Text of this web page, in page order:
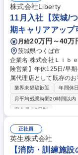
～3ヶ月で施設が完成！
手配を行います。 募集職種 【消防・訓練施設の施工管理】公共案件10
0%/年間休日125日/17
株式会社Liberty
11月入社【茨城/
期キャリアアップ
月給20万円～40万
茨城県つくば市
企業名 株式会社Ｌｉｂｅｒｔｙ 求人名 11月入社【茨城/
険営業】年休125日/早期キャリアア
属代理店として既存の
に寄り添ったプランの
割・事務2割）新規飛び込み
は】 ■すでに契約されて
務手続き、データ入力
の充実した基礎研修（
でも活躍できます。 ★
的に働ける環境を整えています。 募集職種 11月入
業界未経験歓迎 年間休
月平均残業時間20時間以内
完全週休2日制
正社員
英生株式会社
【消防・訓練施